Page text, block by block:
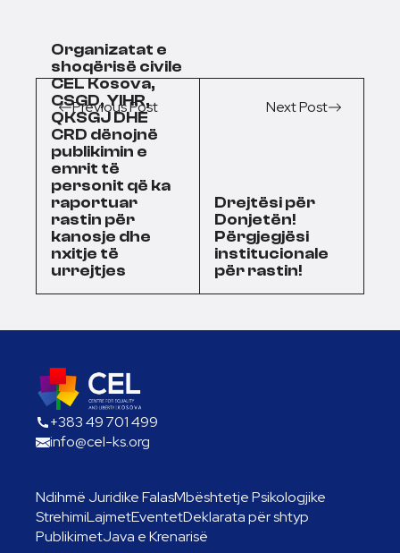
Previous Post
Organizatat e
shoqërisë civile
CEL Kosova,
CSGD, YIHR,
QKSGJ DHE
CRD dënojnë
publikimin e
emrit të
personit që ka
raportuar
rastin për
kanosje dhe
nxitje të
urrejtjes
Next Post
Drejtësi për
Donjetën!
Përgjegjësi
institucionale
për rastin!
+383 49 701 499
info@cel-ks.org
Ndihmë Juridike FalasMbështetje Psikologjike
StrehimiLajmetEventetDeklarata për shtyp
PublikimetJava e Krenarisë